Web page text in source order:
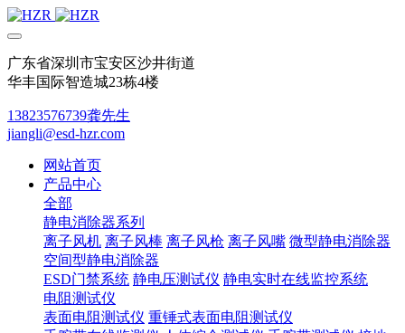
广东省深圳市宝安区沙井街道
华丰国际智造城23栋4楼
13823576739龚先生
jiangli@esd-hzr.com
网站首页
产品中心
全部
静电消除器系列
离子风机 离子风棒 离子风枪 离子风嘴 微型静电消除器
空间型静电消除器
ESD门禁系统 静电压测试仪 静电实时在线监控系统
电阻测试仪
表面电阻测试仪 重锤式表面电阻测试仪